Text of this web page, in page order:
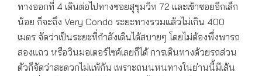
ทางออกที่ 4 เดินต่อไปทางซอยสุขุมวิท 72 และเข้าซอยอีกเล็ก
น้อย ก็จะถึง Very Condo ระยะทางรวมแล้วไม่เกิน 400
เมตร จัดว่าเป็นระยะที่กำลังเดินได้สบายๆ โดยไม่ต้องพึ่งพารถ
สองแถว หรือวินมอเตอร์ไซค์เลยก็ได้ การเดินทางด้วยรถส่วน
ตัวก็จัดว่าสะดวกไม่แพ้กัน เพราะถนนหนทางในย่านนี้มีเส้น